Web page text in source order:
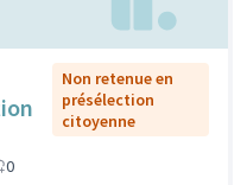
Non retenue en
présélection
citoyenne
0